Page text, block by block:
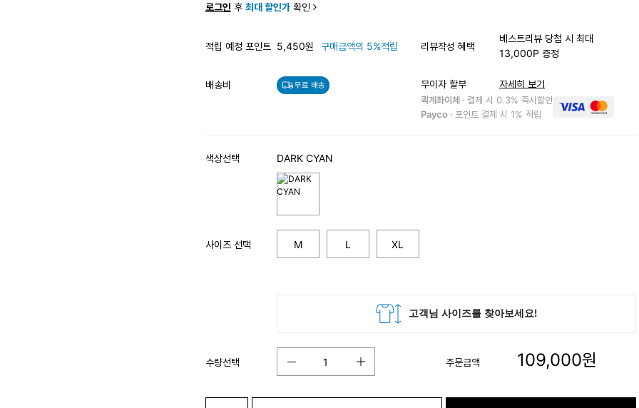
로그인 후 최대 할인가확인
적립 예정 포인트 5,450원 구매금액의 5%적립 리뷰작성 혜택
베스트리뷰 당첨 시 최대
13,000P 증정
배송비 무료 배송 무이자 할부 자세히 보기
퀵계좌이체 · 결제 시 0.3% 즉시할인
Payco · 포인트 결제 시 1% 적립
색상선택 DARK CYAN
사이즈 선택 M L XL
수량선택 주문금액 109,000원